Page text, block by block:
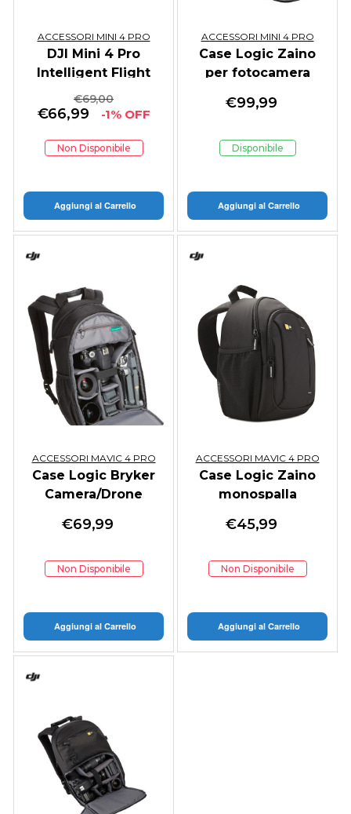
ACCESSORI MINI 4 PRO
DJI Mini 4 Pro
Intelligent Flight
Battery
€69,00
€66,99 -1% OFF
Non Disponibile
Aggiungi al Carrello
ACCESSORI MINI 4 PRO
Case Logic Zaino
per fotocamera
BRBP106
€99,99
Disponibile
Aggiungi al Carrello
ACCESSORI MAVIC 4 PRO
Case Logic Bryker
Camera/Drone
BRBP104
€69,99
Non Disponibile
Aggiungi al Carrello
ACCESSORI MAVIC 4 PRO
Case Logic Zaino
monospalla
€45,99
Non Disponibile
Aggiungi al Carrello